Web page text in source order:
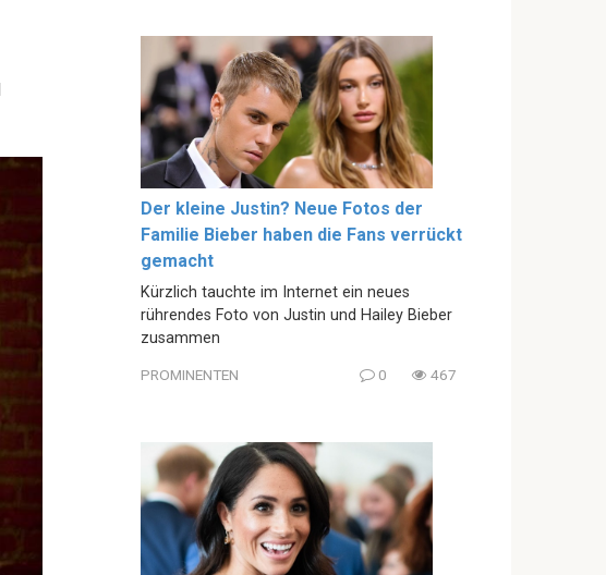
Der kleine Justin? Neue Fotos der
Familie Bieber haben die Fans verrückt
gemacht
Kürzlich tauchte im Internet ein neues
rührendes Foto von Justin und Hailey Bieber
zusammen
PROMINENTEN 0 467